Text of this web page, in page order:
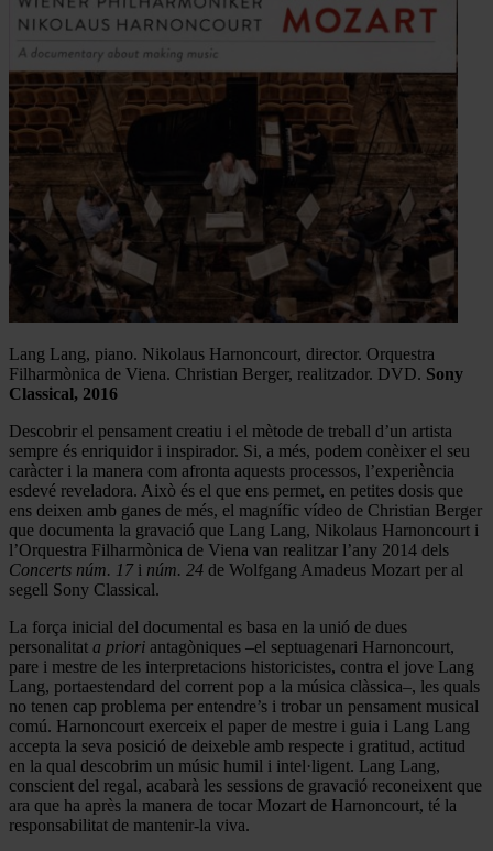
Lang Lang, piano. Nikolaus Harnoncourt, director. Orquestra
Filharmònica de Viena. Christian Berger, realitzador. DVD. Sony
Classical, 2016
Descobrir el pensament creatiu i el mètode de treball d’un artista
sempre és enriquidor i inspirador. Si, a més, podem conèixer el seu
caràcter i la manera com afronta aquests processos, l’experiència
esdevé reveladora. Això és el que ens permet, en petites dosis que
ens deixen amb ganes de més, el magnífic vídeo de Christian Berger
que documenta la gravació que Lang Lang, Nikolaus Harnoncourt i
l’Orquestra Filharmònica de Viena van realitzar l’any 2014 dels
Concerts núm. 17i núm. 24 de Wolfgang Amadeus Mozart per al
segell Sony Classical.
La força inicial del documental es basa en la unió de dues
personalitat a priori antagòniques –el septuagenari Harnoncourt,
pare i mestre de les interpretacions historicistes, contra el jove Lang
Lang, portaestendard del corrent pop a la música clàssica–, les quals
no tenen cap problema per entendre’s i trobar un pensament musical
comú. Harnoncourt exerceix el paper de mestre i guia i Lang Lang
accepta la seva posició de deixeble amb respecte i gratitud, actitud
en la qual descobrim un músic humil i intel·ligent. Lang Lang,
conscient del regal, acabarà les sessions de gravació reconeixent que
ara que ha après la manera de tocar Mozart de Harnoncourt, té la
responsabilitat de mantenir-la viva.